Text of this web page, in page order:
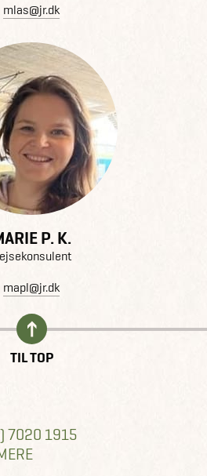
mlas@jr.dk
P. K.
mapl@jr.dk
TIL TOP
7020 1915